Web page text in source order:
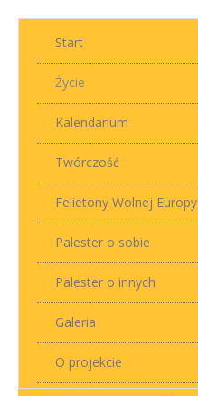
Start
Życie
Kalendarium
Twórczość
Felietony Wolnej Europy
Palester o sobie
Palester o innych
Galeria
O projekcie